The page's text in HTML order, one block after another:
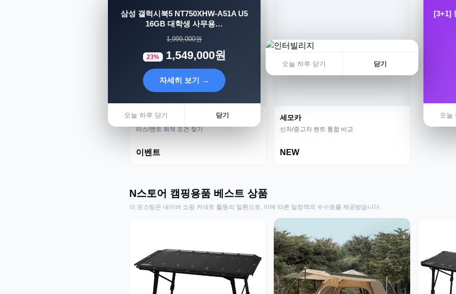
리스렌트 성지
리스/렌트 최적 조건 찾기
이벤트
세모카
신차/중고차 렌트 통합 비교
NEW
N스토어 캠핑용품 베스트 상품
이 포스팅은 네이버 쇼핑 커넥트 활동의 일환으로, 이에 따른 일정액의 수수료를 제공받습니다.
오늘 하루 닫기 닫기
[3+1]
오늘
삼성 갤럭시북5 NT750XHW-A51A U5
16GB 대학생 사무용…
1,999,000원
23% 1,549,000원
자세히 보기 →
오늘 하루 닫기 닫기